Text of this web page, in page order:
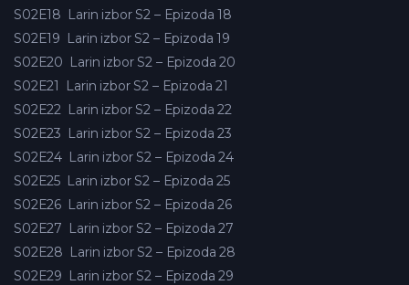
S02E18 Larin izbor S2 – Epizoda 18
S02E19 Larin izbor S2 – Epizoda 19
S02E20 Larin izbor S2 – Epizoda 20
S02E21
Larin izbor S2 – Epizoda 21
S02E22 Larin izbor S2 – Epizoda 22
S02E23 Larin izbor S2 – Epizoda 23
S02E24 Larin izbor S2 – Epizoda 24
S02E25 Larin izbor S2 – Epizoda 25
S02E26 Larin izbor S2 – Epizoda 26
S02E27 Larin izbor S2 – Epizoda 27
S02E28 Larin izbor S2 – Epizoda 28
S02E29 Larin izbor S2 – Epizoda 29